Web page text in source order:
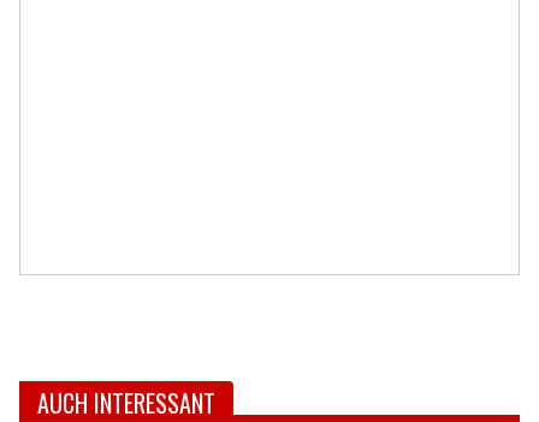
AUCH INTERESSANT